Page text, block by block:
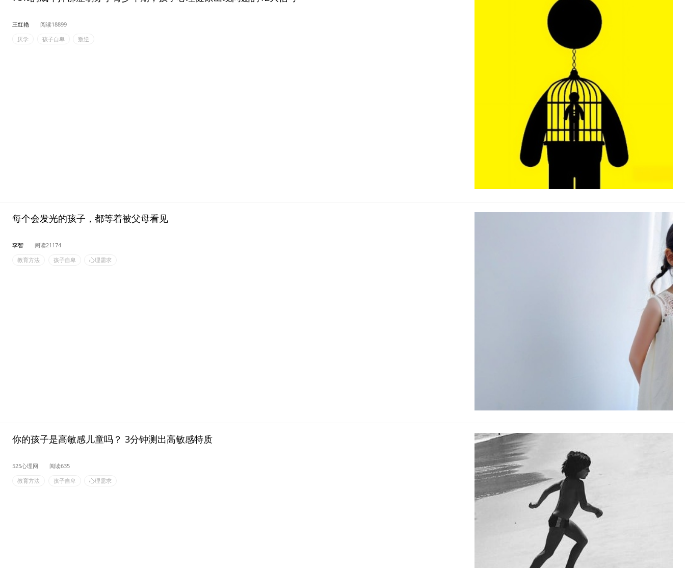
王红艳
阅读18899
厌学
孩子自卑 叛逆
每个会发光的孩子，都等着被父母看见
李智
阅读21174
教育方法
孩子自卑 心理需求
你的孩子是高敏感儿童吗？ 3分钟测出高敏感特质
525心理网
阅读635
教育方法
孩子自卑 心理需求